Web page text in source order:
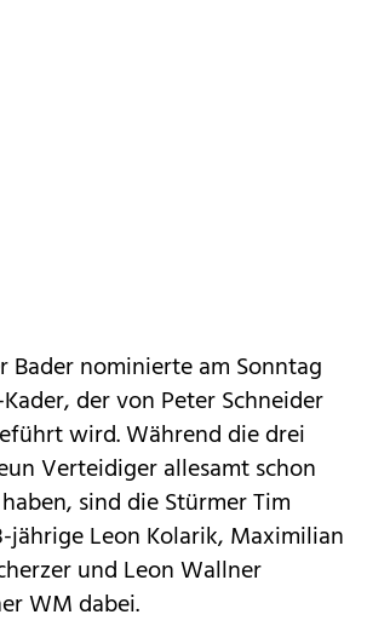
Bader nominierte am Sonntag
der von Peter Schneider
wird. Während die drei
Verteidiger allesamt schon
sind die Stürmer Tim
jährige Leon Kolarik, Maximilian
und Leon Wallner
WM dabei.